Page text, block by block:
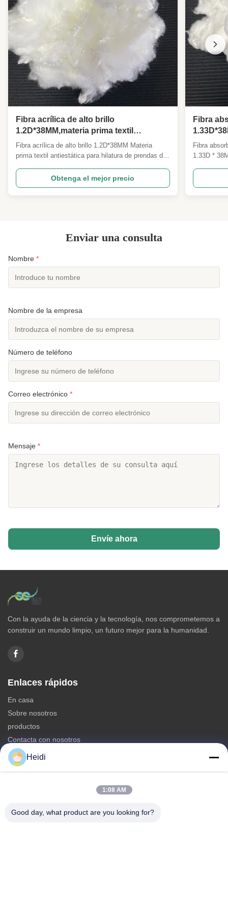
Fibra acrílica de alto brillo
1.2D*38MM,materia prima textil
antiestática para hilado de prendas de
vestir y tejidos no tejidos
Fibra acrílica de alto brillo 1.2D*38MM Materia
prima textil antiestática para hilatura de prendas de
producto NuestroFibra grapa acrílica brillante de
1,2D * 38 mmes una materia prima textil acrílica de
alto brillo y alta calidad fabricada con ...
Obtenga el mejor precio
Fibra
Fibra
1.33D *
fabricación
fina, un
Enviar una consulta
Nombre *
Nombre de la empresa
Número de teléfono
Correo electrónico *
Mensaje *
Envíe ahora
Con la ayuda de la ciencia y la tecnología, nos comprometemos a
construir un mundo limpio, un futuro mejor para la humanidad.
Enlaces rápidos
En casa
Sobre nosotros
productos
Contacta con nosotros
Categorías
Fibra de grapa de poliéster resistente al fuego
Heidi
1:08 AM
Good day, what product are you looking for?